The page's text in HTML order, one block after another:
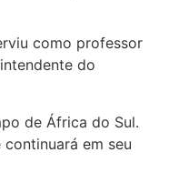
como professor
do
de África do Sul.
em seu